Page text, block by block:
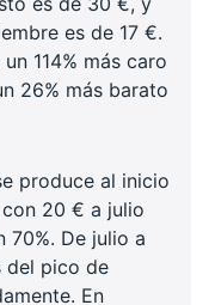
es de 17 €.
114% más caro
26% más barato
produce al inicio
20 € a julio
70%. De julio a
del pico de
En